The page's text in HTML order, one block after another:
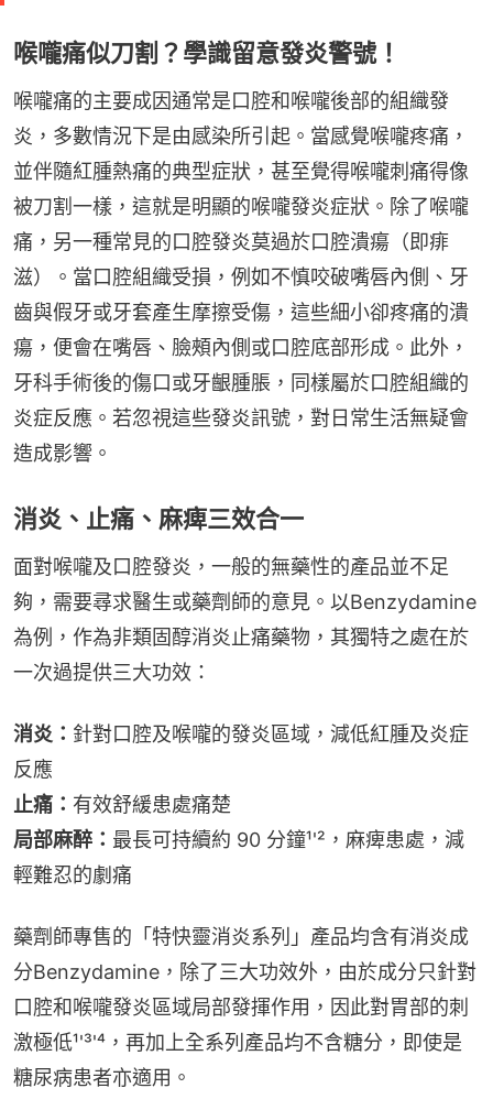
喉嚨痛似刀割？學識留意發炎警號！
喉嚨痛的主要成因通常是口腔和喉嚨後部的組織發
炎，多數情況下是由感染所引起。當感覺喉嚨疼痛，
並伴隨紅腫熱痛的典型症狀，甚至覺得喉嚨刺痛得像
被刀割一樣，這就是明顯的喉嚨發炎症狀。除了喉嚨
痛，另一種常見的口腔發炎莫過於口腔潰瘍（即痱
滋）。當口腔組織受損，例如不慎咬破嘴唇內側、牙
齒與假牙或牙套產生摩擦受傷，這些細小卻疼痛的潰
瘍，便會在嘴唇、臉頰內側或口腔底部形成。此外，
牙科手術後的傷口或牙齦腫脹，同樣屬於口腔組織的
炎症反應。若忽視這些發炎訊號，對日常生活無疑會
造成影響。
消炎、止痛、麻痺三效合一
面對喉嚨及口腔發炎，一般的無藥性的產品並不足
夠，需要尋求醫生或藥劑師的意見。以Benzydamine
為例，作為非類固醇消炎止痛藥物，其獨特之處在於
一次過提供三大功效：
消炎： 針對口腔及喉嚨的發炎區域，減低紅腫及炎症
反應
止痛： 有效舒緩患處痛楚
局部麻醉： 最長可持續約 90 分鐘¹'²，麻痺患處，減
輕難忍的劇痛
藥劑師專售的「特快靈消炎系列」產品均含有消炎成
分Benzydamine，除了三大功效外，由於成分只針對
口腔和喉嚨發炎區域局部發揮作用，因此對胃部的刺
激極低¹'³'⁴，再加上全系列產品均不含糖分，即使是
糖尿病患者亦適用。